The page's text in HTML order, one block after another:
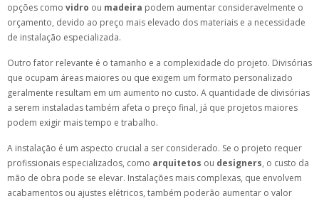
opções como vidro ou madeira podem aumentar consideravelmente o
orçamento, devido ao preço mais elevado dos materiais e a necessidade
de instalação especializada.
Outro fator relevante é o tamanho e a complexidade do projeto. Divisórias
que ocupam áreas maiores ou que exigem um formato personalizado
geralmente resultam em um aumento no custo. A quantidade de divisórias
a serem instaladas também afeta o preço final, já que projetos maiores
podem exigir mais tempo e trabalho.
A instalação é um aspecto crucial a ser considerado. Se o projeto requer
profissionais especializados, como arquitetos ou designers, o custo da
mão de obra pode se elevar. Instalações mais complexas, que envolvem
acabamentos ou ajustes elétricos, também poderão aumentar o valor